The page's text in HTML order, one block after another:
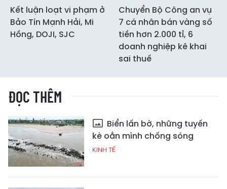
Kết luận loạt vi phạm ở
Bảo Tín Mạnh Hải, Mi
Hồng, DOJI, SJC
Chuyển Bộ Công an vụ
7 cá nhân bán vàng số
tiền hơn 2.000 tỉ, 6
doanh nghiệp kê khai
sai thuế
ĐỌC THÊM
Biển lấn bờ, những tuyến
kè oằn mình chống sóng
KINH TẾ